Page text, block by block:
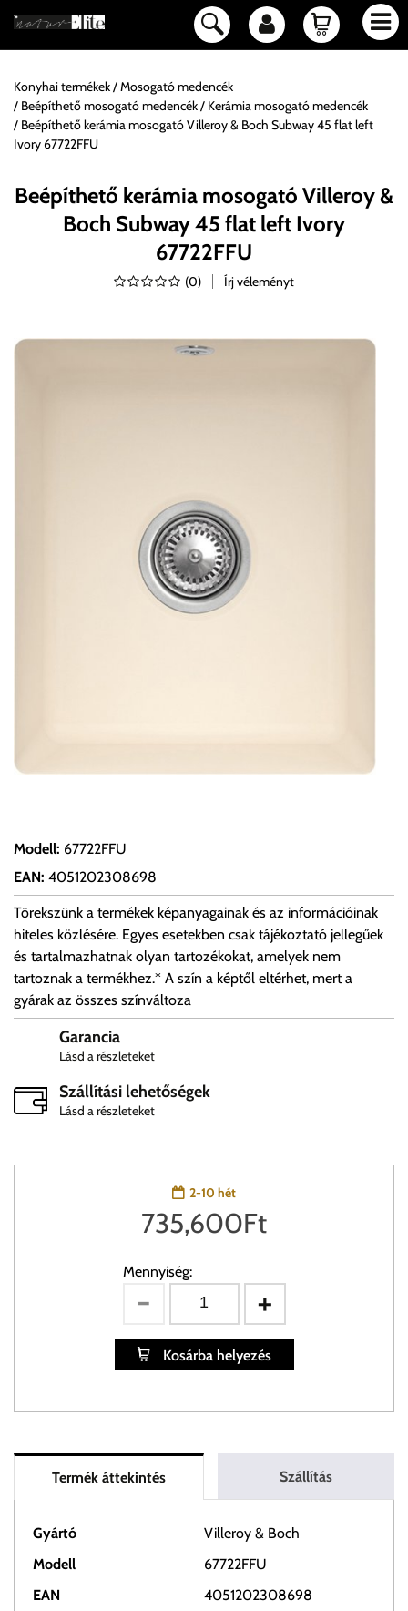
Konyhai termékek
Mosogató medencék
Beépíthető mosogató medencék
Kerámia mosogató medencék
Beépíthető kerámia mosogató Villeroy & Boch Subway 45 flat left
Ivory 67722FFU
Beépíthető kerámia mosogató Villeroy &
Boch Subway 45 flat left Ivory
67722FFU
(0) Írj véleményt
Modell: 67722FFU
EAN: 4051202308698
Törekszünk a termékek képanyagainak és az információinak
hiteles közlésére. Egyes esetekben csak tájékoztató jellegűek
és tartalmazhatnak olyan tartozékokat, amelyek nem
tartoznak a termékhez.* A szín a képtől eltérhet, mert a
gyárak az összes színváltoza
Garancia
Lásd a részleteket
Szállítási lehetőségek
Lásd a részleteket
2-10 hét
735,600Ft
Mennyiség:
Kosárba helyezés
Termék áttekintés Szállítás
Gyártó
Villeroy & Boch
Modell
67722FFU
EAN
4051202308698